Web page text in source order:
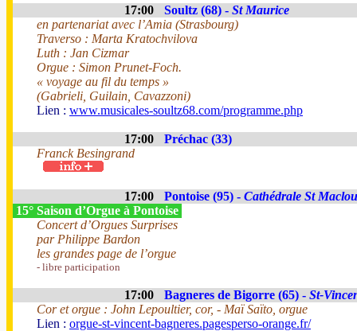
17:00 Soultz (68) - St Maurice
en partenariat avec l’Amia (Strasbourg)
Traverso : Marta Kratochvilova
Luth : Jan Cizmar
Orgue : Simon Prunet-Foch.
« voyage au fil du temps »
(Gabrieli, Guilain, Cavazzoni)
Lien : www.musicales-soultz68.com/programme.php
17:00
Préchac (33)
Franck Besingrand
17:00 Pontoise (95) - Cathédrale St Maclou
15° Saison d’Orgue à Pontoise
Concert d’Orgues Surprises
par Philippe Bardon
les grandes page de l’orgue
- libre participation
17:00 Bagneres de Bigorre (65) - St-
Cor et orgue : John Lepoultier, cor, - Maï Saïto, orgue
Lien : orgue-st-vincent-bagneres.pagesperso-orange.fr/